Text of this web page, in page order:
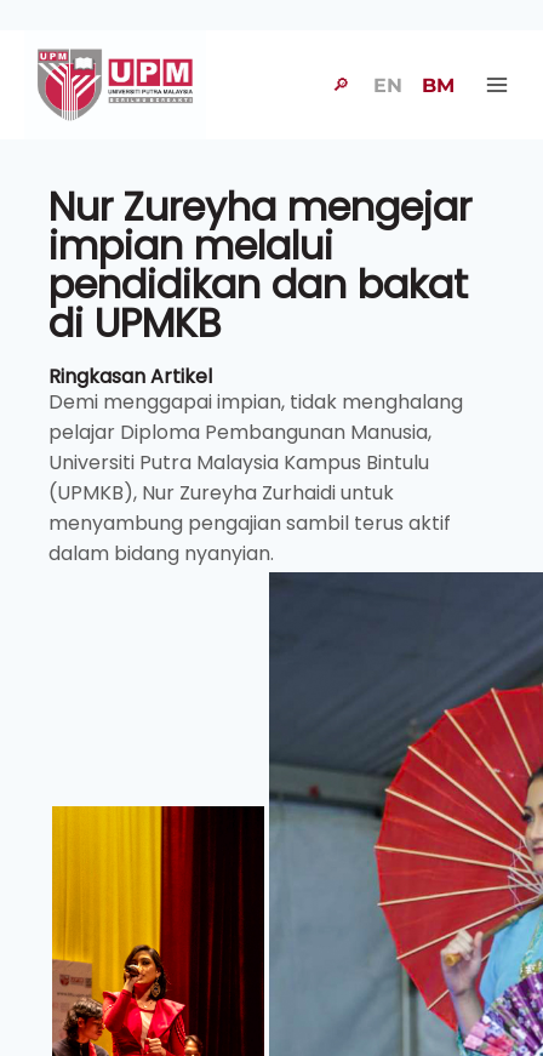
🔎 EN BM
Nur Zureyha mengejar
impian melalui
pendidikan dan bakat
di UPMKB
Ringkasan Artikel
Demi menggapai impian, tidak menghalang
pelajar Diploma Pembangunan Manusia,
Universiti Putra Malaysia Kampus Bintulu
(UPMKB), Nur Zureyha Zurhaidi untuk
menyambung pengajian sambil terus aktif
dalam bidang nyanyian.